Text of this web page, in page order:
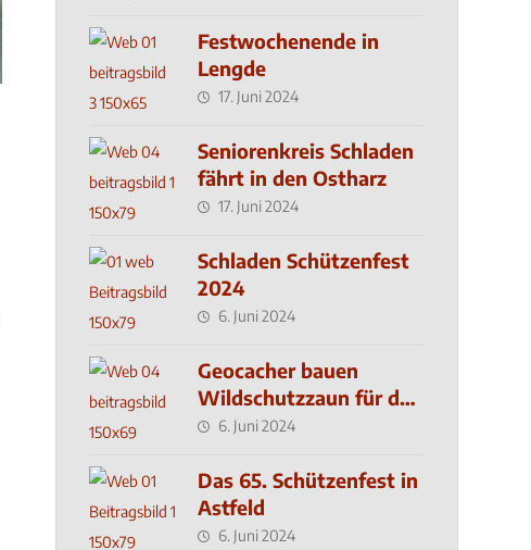
Festwochenende in
Lengde
17. Juni 2024
Seniorenkreis Schladen
fährt in den Ostharz
17. Juni 2024
Schladen Schützenfest
2024
6. Juni 2024
Geocacher bauen
Wildschutzzaun für den
MachMit! Wald
6. Juni 2024
Das 65. Schützenfest in
Astfeld
6. Juni 2024